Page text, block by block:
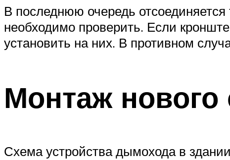
В последнюю очередь
необходимо проверить. Если
установить на них. В противном
Монтаж нового
Схема устройства дымохода в